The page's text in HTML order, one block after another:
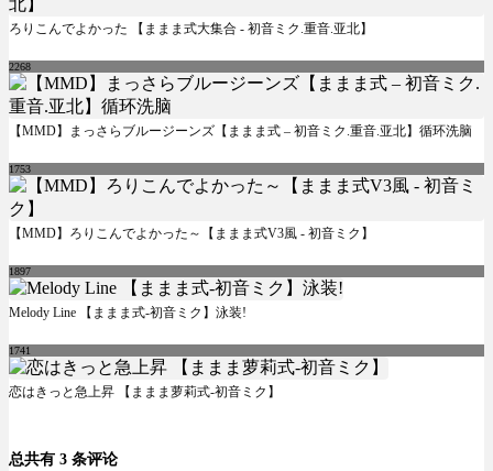
ろりこんでよかった 【ままま式大集合 - 初音ミク.重音.亚北】
2268
【MMD】まっさらブルージーンズ【ままま式 – 初音ミク.重音.亚北】循环洗脑
1753
【MMD】ろりこんでよかった～【ままま式V3風 - 初音ミク】
1897
Melody Line 【ままま式-初音ミク】泳装!
1741
恋はきっと急上昇 【ままま萝莉式-初音ミク】
总共有 3 条评论